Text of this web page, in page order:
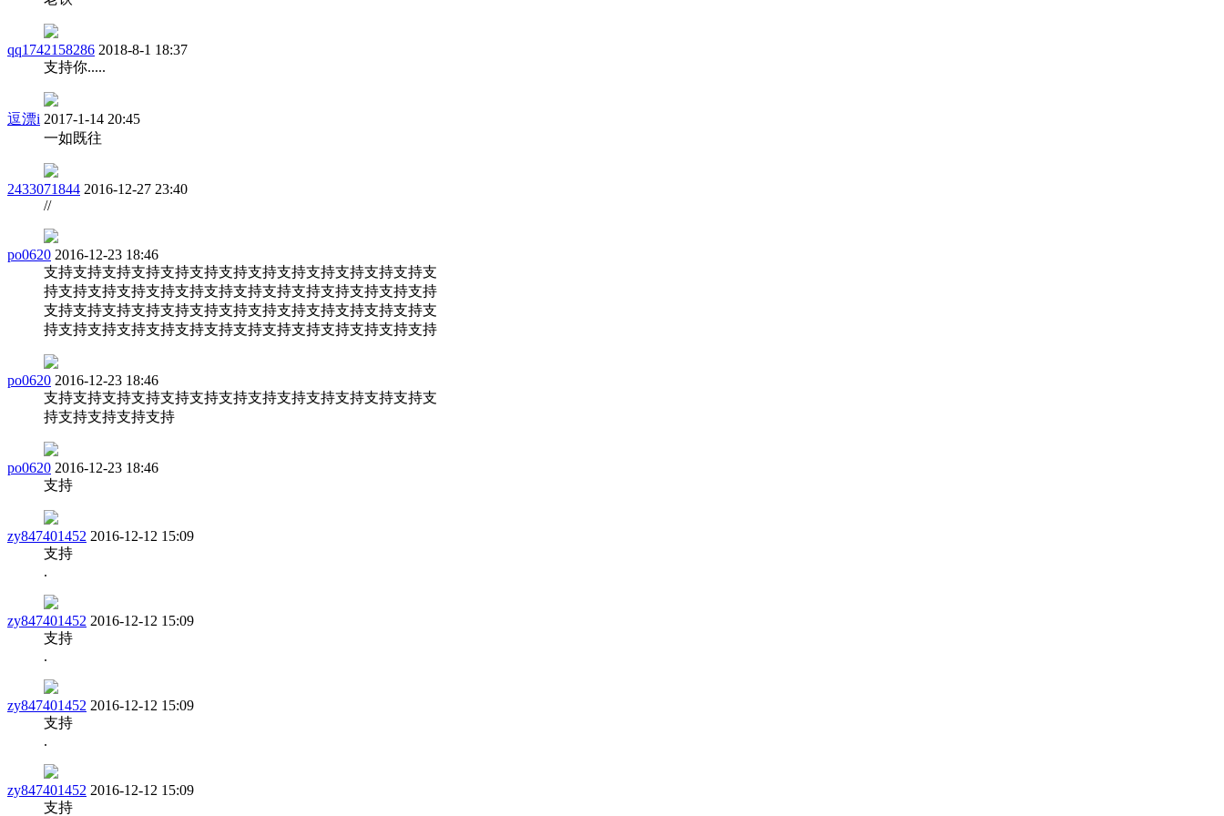
qq1742158286 2018-8-1 18:37
支持你.....
逗漂i 2017-1-14 20:45
一如既往
2433071844 2016-12-27 23:40
//
po0620 2016-12-23 18:46
支持支持支持支持支持支持支持支持支持支持支持支持支持支
持支持支持支持支持支持支持支持支持支持支持支持支持支持
支持支持支持支持支持支持支持支持支持支持支持支持支持支
持支持支持支持支持支持支持支持支持支持支持支持支持支持
po0620 2016-12-23 18:46
支持支持支持支持支持支持支持支持支持支持支持支持支持支
持支持支持支持支持
po0620 2016-12-23 18:46
支持
zy847401452 2016-12-12 15:09
支持
.
zy847401452 2016-12-12 15:09
支持
.
zy847401452 2016-12-12 15:09
支持
.
zy847401452 2016-12-12 15:09
支持